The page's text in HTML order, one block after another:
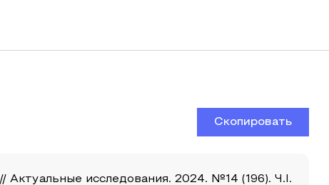
Скопировать
Актуальные исследования. 2024. №14 (196). Ч.I.